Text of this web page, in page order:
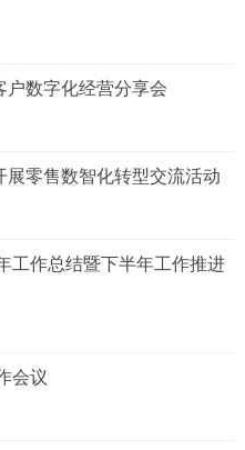
户数字化经营分享会
零售数智化转型交流活动
工作总结暨下半年工作推进
会议